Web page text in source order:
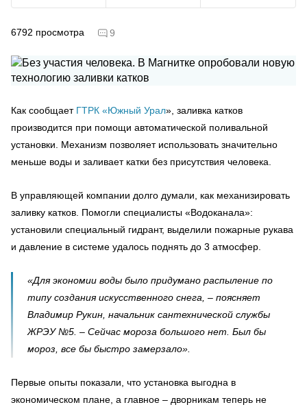
6792 просмотра 9
Как сообщаетГТРК «Южный Урал», заливка катков
производится при помощи автоматической поливальной
установки. Механизм позволяет использовать значительно
меньше воды и заливает катки без присутствия человека.
В управляющей компании долго думали, как механизировать
заливку катков. Помогли специалисты «Водоканала»:
установили специальный гидрант, выделили пожарные рукава
и давление в системе удалось поднять до 3 атмосфер.
«Для экономии воды было придумано распыление по
типу создания искусственного снега, – поясняет
Владимир Рукин, начальник сантехнической службы
ЖРЭУ №5. – Сейчас мороза большого нет. Был бы
мороз, все бы быстро замерзало».
Первые опыты показали, что установка выгодна в
экономическом плане, а главное – дворникам теперь не